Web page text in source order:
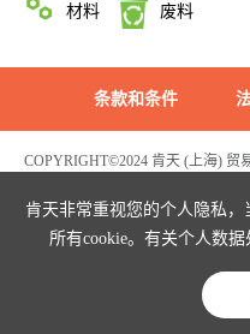
肯天非常重视您的个人隐私
所有cookie。有关个人数
材料 废料
条款和条件
COPYRIGHT©2024 肯天 (上海) 贸
危险化学品生产经营许可证编号：
解决方案查